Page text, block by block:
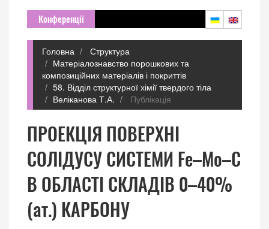
Конференції
Головна
Структура
Матеріалознавство порошкових та
композиційних матеріалів і покриттів
58. Відділ структурної хімії твердого тіла
Веліканова Т.А.
Публікація
ПРОЕКЦIЯ ПОВЕРХНI
СОЛIДУСУ СИСТЕМИ Fе–Mo–C
В ОБЛАСТI СКЛАДIВ 0–40%
(ат.) КАРБОНУ